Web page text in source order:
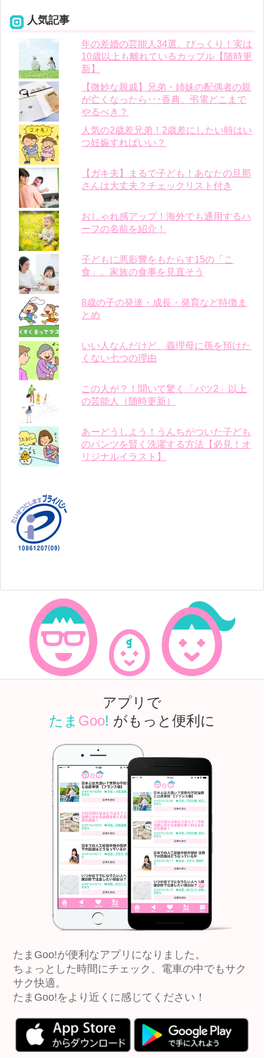
人気記事
年の差婚の芸能人34選。びっくり！実は
10歳以上も離れているカップル【随時更
新】
【微妙な親戚】兄弟・姉妹の配偶者の親
が亡くなったら･･･香典、弔電どこまで
やるべき？
人気の2歳差兄弟！2歳差にしたい時はい
つ妊娠すればいい？
【ガキ夫】まるで子ども！あなたの旦那
さんは大丈夫？チェックリスト付き
おしゃれ感アップ！海外でも通用するハ
ーフの名前を紹介！
子どもに悪影響をもたらす15の「こ
食」。家族の食事を見直そう
8歳の子の発達・成長・発育など特徴ま
とめ
いい人なんだけど、義理母に孫を預けた
くない七つの理由
この人が？！聞いて驚く「バツ2」以上
の芸能人（随時更新）
あーどうしよう！うんちがついた子ども
のパンツを賢く洗濯する方法【必見！オ
リジナルイラスト】
アプリで
たま Goo! がもっと便利に
たまGoo!が便利なアプリになりました。
ちょっとした時間にチェック、電車の中でもサク
サク快適。
たまGoo!をより近くに感じてください！